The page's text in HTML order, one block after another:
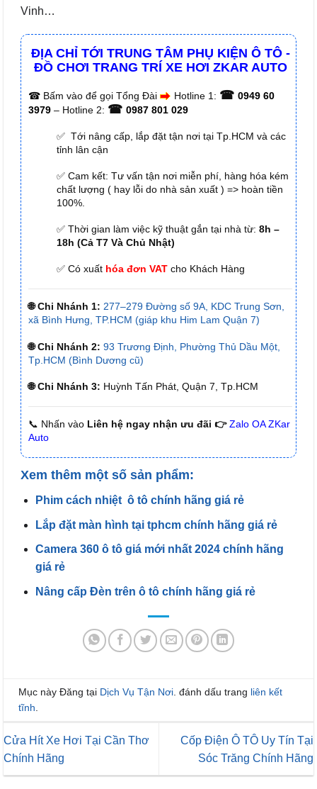
Vinh…
ĐỊA CHỈ TỚI TRUNG TÂM PHỤ KIỆN Ô TÔ -
ĐỒ CHƠI TRANG TRÍ XE HƠI ZKAR AUTO
☎ Bấm vào để gọi Tổng Đài Hotline 1: ☎ 0949 60
3979 – Hotline 2: ☎ 0987 801 029
✅ Tới nâng cấp, lắp đặt tận nơi tại Tp.HCM và các
tỉnh lân cận
✅ Cam kết: Tư vấn tận nơi miễn phí, hàng hóa kém
chất lượng ( hay lỗi do nhà sản xuất ) => hoàn tiền
100%.
✅ Thời gian làm việc kỹ thuật gắn tại nhà từ: 8h –
18h (Cả T7 Và Chủ Nhật)
✅ Có xuất hóa đơn VAT cho Khách Hàng
🌐 Chi Nhánh 1: 277–279 Đường số 9A, KDC Trung Sơn,
xã Bình Hưng, TP.HCM (giáp khu Him Lam Quận 7)
🌐 Chi Nhánh 2: 93 Trương Định, Phường Thủ Dầu Một,
Tp.HCM (Bình Dương cũ)
🌐 Chi Nhánh 3: Huỳnh Tấn Phát, Quận 7, Tp.HCM
📞 Nhấn vào Liên hệ ngay nhận ưu đãi 👉 Zalo OA ZKar
Auto
Xem thêm một số sản phẩm:
Phim cách nhiệt ô tô chính hãng giá rẻ
Lắp đặt màn hình tại tphcm chính hãng giá rẻ
Camera 360 ô tô giá mới nhất 2024 chính hãng
giá rẻ
Nâng cấp Đèn trên ô tô chính hãng giá rẻ
Mục này Đăng tại Dịch Vụ Tận Nơi . đánh dấu trang liên kết
tĩnh
Cửa Hít Xe Hơi Tại Cần Thơ
Chính Hãng
Cốp Điện Ô TÔ Uy Tín Tại
Sóc Trăng Chính Hãng